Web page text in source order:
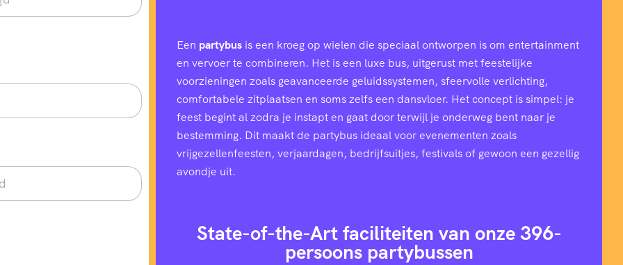
Een partybus is een kroeg op wielen die speciaal ontworpen is om entertainment
en vervoer te combineren. Het is een luxe bus, uitgerust met feestelijke
voorzieningen zoals geavanceerde geluidssystemen, sfeervolle verlichting,
comfortabele zitplaatsen en soms zelfs een dansvloer. Het concept is simpel: je
feest begint al zodra je instapt en gaat door terwijl je onderweg bent naar je
bestemming. Dit maakt de partybus ideaal voor evenementen zoals
vrijgezellenfeesten, verjaardagen, bedrijfsuitjes, festivals of gewoon een gezellig
avondje uit.
State-of-the-Art faciliteiten van onze 396-
persoons partybussen